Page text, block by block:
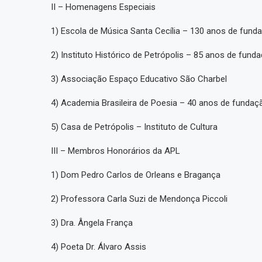
II – Homenagens Especiais
1) Escola de Música Santa Cecília – 130 anos de
2) Instituto Histórico de Petrópolis – 85 anos de
3) Associação Espaço Educativo São Charbel
4) Academia Brasileira de Poesia – 40 anos de
5) Casa de Petrópolis – Instituto de Cultura
III – Membros Honorários da APL
1) Dom Pedro Carlos de Orleans e Bragança
2) Professora Carla Suzi de Mendonça Piccoli
3) Dra. Ângela França
4) Poeta Dr. Álvaro Assis